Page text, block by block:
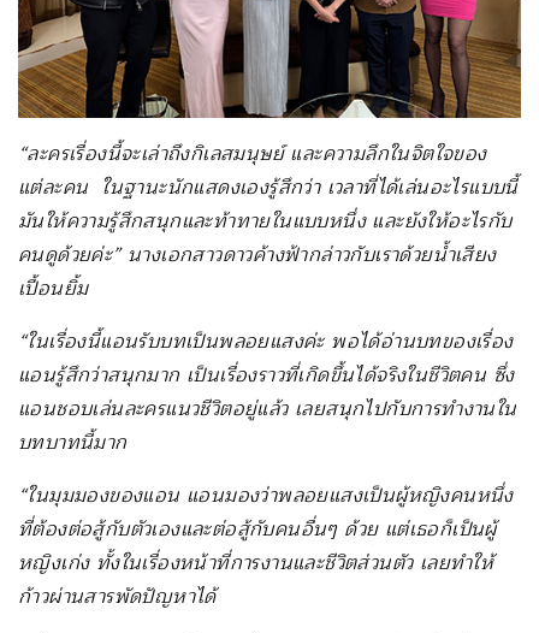
“ละครเรื่องนี้จะเล่าถึงกิเลสมนุษย์ และความลึกในจิตใจของ
แต่ละคน ในฐานะนักแสดงเองรู้สึกว่า เวลาที่ได้เล่นอะไรแบบนี้
มันให้ความรู้สึกสนุกและท้าทายในแบบหนึ่ง และยังให้อะไรกับ
คนดูด้วยค่ะ” นางเอกสาวดาวค้างฟ้ากล่าวกับเราด้วยน้ำเสียง
เปื้อนยิ้ม
“ในเรื่องนี้แอนรับบทเป็นพลอยแสงค่ะ พอได้อ่านบทของเรื่อง
แอนรู้สึกว่าสนุกมาก เป็นเรื่องราวที่เกิดขึ้นได้จริงในชีวิตคน ซึ่ง
แอนชอบเล่นละครแนวชีวิตอยู่แล้ว เลยสนุกไปกับการทำงานใน
บทบาทนี้มาก
“ในมุมมองของแอน แอนมองว่าพลอยแสงเป็นผู้หญิงคนหนึ่ง
ที่ต้องต่อสู้กับตัวเองและต่อสู้กับคนอื่นๆ ด้วย แต่เธอก็เป็นผู้
หญิงเก่ง ทั้งในเรื่องหน้าที่การงานและชีวิตส่วนตัว เลยทำให้
ก้าวผ่านสารพัดปัญหาได้